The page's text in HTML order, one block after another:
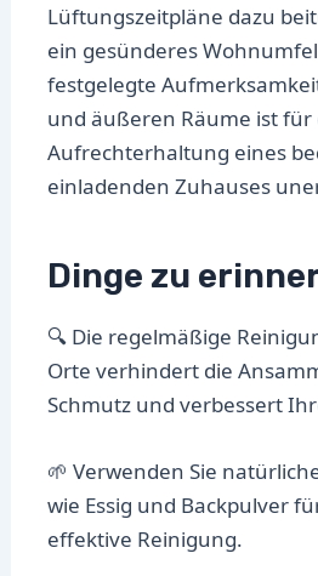
Lüftungszeitpläne dazu
ein gesünderes
festgelegte
und äußeren Räume ist für
Aufrechterhaltung eines
einladenden Zuhauses
Dinge zu
🔍 Die regelmäßige
Orte verhindert die
Schmutz und verbessert
🌱 Verwenden Sie
wie Essig und Backpulver
effektive Reinigung.